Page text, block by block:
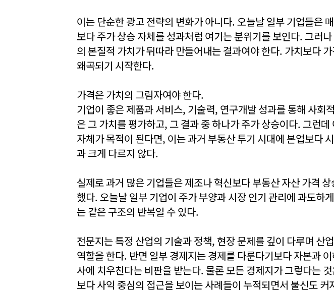
이는 단순한 광고 전략의 변화가 아니다. 오늘날 일부 기업들은
보다 주가 상승 자체를 성과처럼 여기는 분위기를 보인다. 그러
의 본질적 가치가 뒤따라 만들어내는 결과여야 한다. 가치보다
왜곡되기 시작한다.
가격은 가치의 그림자여야 한다.
기업이 좋은 제품과 서비스, 기술력, 연구개발 성과를 통해 사회
은 그 가치를 평가하고, 그 결과 중 하나가 주가 상승이다. 그런
자체가 목적이 된다면, 이는 과거 부동산 투기 시대에 본업보다
과 크게 다르지 않다.
실제로 과거 많은 기업들은 제조나 혁신보다 부동산 자산 가격
했다. 오늘날 일부 기업이 주가 부양과 시장 인기 관리에 과도하
는 같은 구조의 반복일 수 있다.
전문지는 특정 산업의 기술과 정책, 현장 문제를 깊이 다루며 산
역할을 한다. 반면 일부 경제지는 경제를 다룬다기보다 자본과
사에 치우친다는 비판을 받는다. 물론 모든 경제지가 그렇다는
보다 사익 중심의 접근을 보이는 사례들이 누적되면서 불신도 커